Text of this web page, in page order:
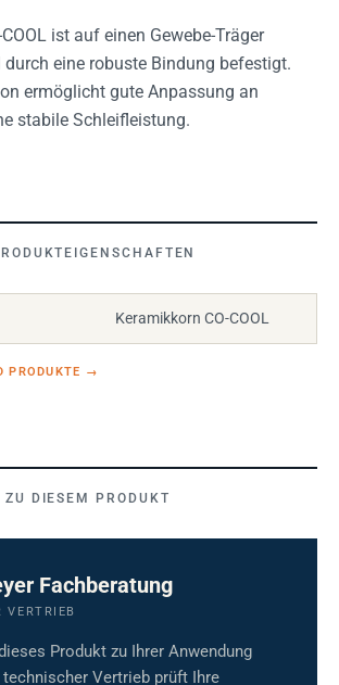
ist auf einen Gewebe-Träger
eine robuste Bindung befestigt.
ermöglicht gute Anpassung an
stabile Schleifleistung.
Keramikkorn CO-COOL
PRODUKTE →
ZU DIESEM PRODUKT
Fachberatung
VERTRIEB
Produkt zu Ihrer Anwendung
technischer Vertrieb prüft Ihre